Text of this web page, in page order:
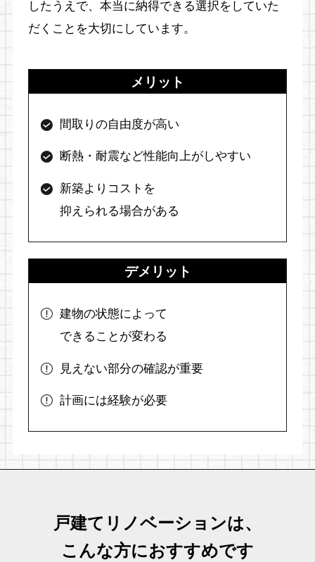
したうえで、本当に納得できる選択をしていた
だくことを大切にしています。
メリット
間取りの自由度が高い
断熱・耐震など性能向上がしやすい
新築よりコストを
抑えられる場合がある
デメリット
建物の状態によって
できることが変わる
見えない部分の確認が重要
計画には経験が必要
戸建てリノベーションは、
こんな方におすすめです